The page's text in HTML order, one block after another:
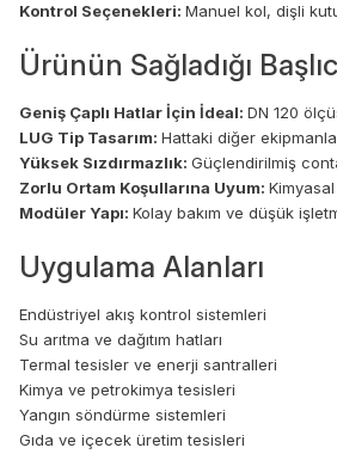
Kontrol Seçenekleri: Manuel kol, dişli
Ürünün Sağladığı
Geniş Çaplı Hatlar İçin İdeal: DN 120
LUG Tip Tasarım: Hattaki diğer
Yüksek Sızdırmazlık: Güçlendirilmiş
Zorlu Ortam Koşullarına Uyum: Kimyasal
Modüler Yapı: Kolay bakım ve düşük
Uygulama Alanları
Endüstriyel akış kontrol sistemleri
Su arıtma ve dağıtım hatları
Termal tesisler ve enerji santralleri
Kimya ve petrokimya tesisleri
Yangın söndürme sistemleri
Gıda ve içecek üretim tesisleri